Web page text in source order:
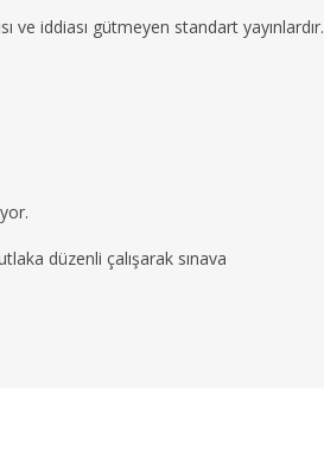
ve iddiası gütmeyen standart yayınlardır.
düzenli çalışarak sınava